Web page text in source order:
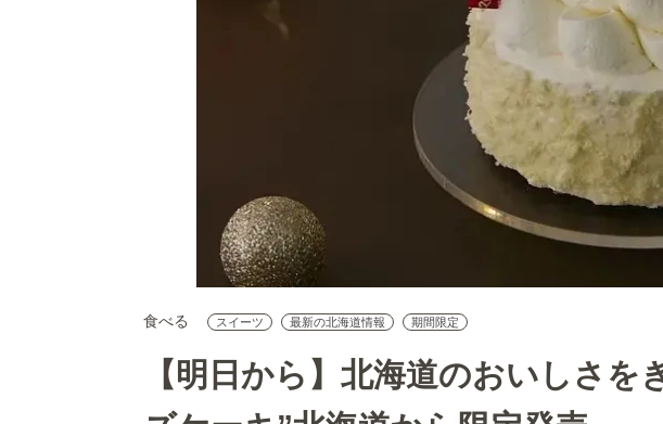
食べる スイーツ 最新の北海道情報 期間限定
【明日から】北海道のおいしさを